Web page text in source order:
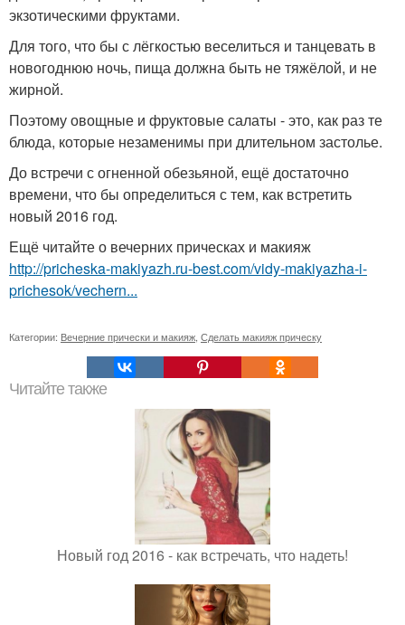
экзотическими фруктами.
Для того, что бы с лёгкостью веселиться и танцевать в
новогоднюю ночь, пища должна быть не тяжёлой, и не
жирной.
Поэтому овощные и фруктовые салаты - это, как раз те
блюда, которые незаменимы при длительном застолье.
До встречи с огненной обезьяной, ещё достаточно
времени, что бы определиться с тем, как встретить
новый 2016 год.
Ещё читайте о вечерних прическах и макияж
http://pricheska-makiyazh.ru-best.com/vidy-makiyazha-i-
prichesok/vechern...
Категории: Вечерние прически и макияж Сделать макияж прическу
Читайте также
Новый год 2016 - как встречать, что надеть!